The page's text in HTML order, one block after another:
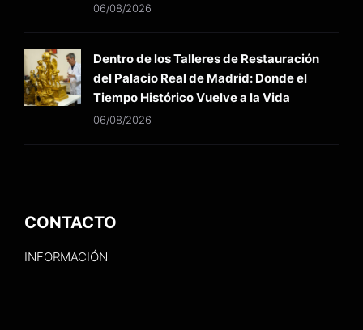
06/08/2026
Dentro de los Talleres de Restauración
del Palacio Real de Madrid: Donde el
Tiempo Histórico Vuelve a la Vida
06/08/2026
CONTACTO
INFORMACIÓN